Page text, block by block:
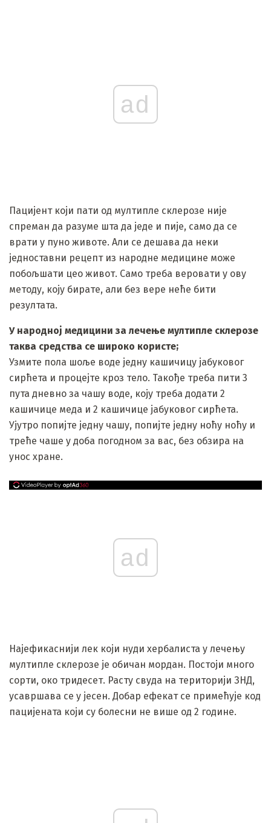
ad
Пацијент који пати од мултипле склерозе није
спреман да разуме шта да једе и пије, само да се
врати у пуно животе. Али се дешава да неки
једноставни рецепт из народне медицине може
побољшати цео живот. Само треба веровати у ову
методу, коју бирате, али без вере неће бити
резултата.
У народној медицини за лечење мултипле склерозе
таква средства се широко користе;
Узмите пола шоље воде једну кашичицу јабуковог
сирћета и процејте кроз тело. Такође треба пити 3
пута дневно за чашу воде, коју треба додати 2
кашичице меда и 2 кашичице јабуковог сирћета.
Ујутро попијте једну чашу, попијте једну ноћу ноћу и
треће чаше у доба погодном за вас, без обзира на
унос хране.
ad
Најефикаснији лек који нуди хербалиста у лечењу
мултипле склерозе је обичан мордан. Постоји много
сорти, око тридесет. Расту свуда на територији ЗНД,
усавршава се у јесен. Добар ефекат се примећује код
пацијената који су болесни не више од 2 године.